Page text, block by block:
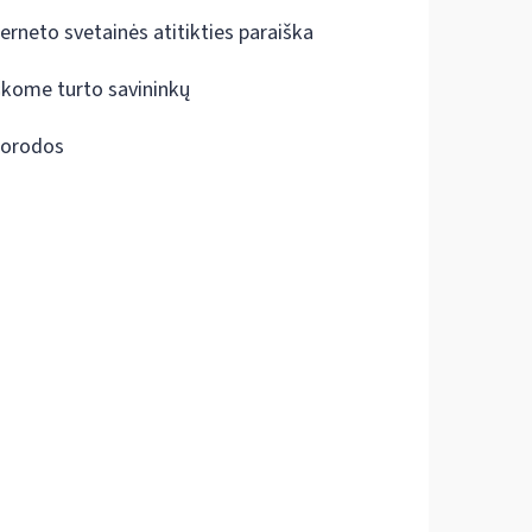
svetainės atitikties paraiška
turto savininkų